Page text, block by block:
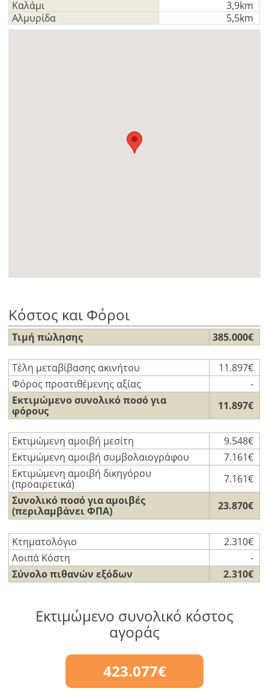
Καλάμι
3,9km
Αλμυρίδα
5,5km
Κόστος και Φόροι
Τιμή πώλησης 385.000€
Τέλη μεταβίβασης ακινήτου
11.897€
Φόρος προστιθέμενης αξίας
-
Εκτιμώμενο συνολικό ποσό για
φόρους
11.897€
Εκτιμώμενη αμοιβή μεσίτη
9.548€
Εκτιμώμενη αμοιβή συμβολαιογράφου
7.161€
Εκτιμώμενη αμοιβή δικηγόρου
(προαιρετικά)
7.161€
Συνολικό ποσό για αμοιβές
(περιλαμβάνει ΦΠΑ)
23.870€
Κτηματολόγιο
2.310€
Λοιπά Κόστη
-
Σύνολο πιθανών εξόδων
2.310€
Εκτιμώμενο συνολικό κόστος
αγοράς
423.077€